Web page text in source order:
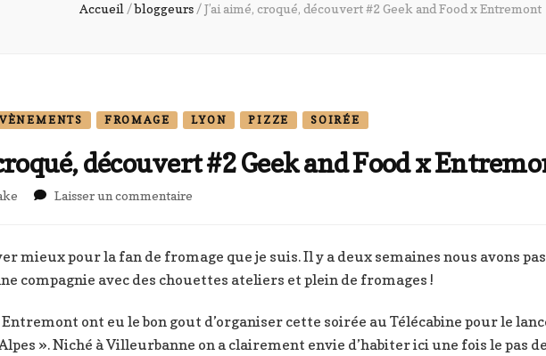
Accueil /bloggeurs /J’ai aimé, croqué, découvert #2 Geek and Food x Entremont
FROMAGE LYON PIZZE SOIRÉE
découvert #2 Geek and Food x
Laisser un commentaire
découvert
#2
and
Food
mieux pour la fan de fromage que je suis. Il y a deux semaines nous avons
compagnie avec des chouettes ateliers et plein de fromages !
ont eu le bon gout d’organiser cette soirée au Télécabine pour le
». Niché à Villeurbanne on a clairement envie d’habiter ici une fois le pas